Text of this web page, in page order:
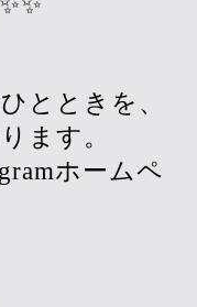
とときを、
ます。
ホームペ